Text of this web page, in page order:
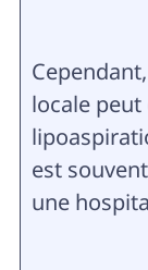
locale
est
une